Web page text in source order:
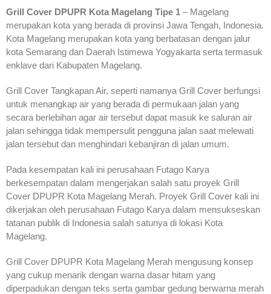
Grill Cover DPUPR Kota Magelang Tipe 1 – Magelang
merupakan kota yang berada di provinsi Jawa Tengah, Indonesia.
Kota Magelang merupakan kota yang berbatasan dengan jalur
kota Semarang dan Daerah Istimewa Yogyakarta serta termasuk
enklave dari Kabupaten Magelang.
Grill Cover Tangkapan Air, seperti namanya Grill Cover berfungsi
untuk menangkap air yang berada di permukaan jalan yang
secara berlebihan agar air tersebut dapat masuk ke saluran air
jalan sehingga tidak mempersulit pengguna jalan saat melewati
jalan tersebut dan menghindari kebanjiran di jalan umum.
Pada kesempatan kali ini perusahaan Futago Karya
berkesempatan dalam mengerjakan salah satu proyek Grill
Cover DPUPR Kota Magelang Merah. Proyek Grill Cover kali ini
dikerjakan oleh perusahaan Futago Karya dalam mensukseskan
tatanan publik di Indonesia salah satunya di lokasi Kota
Magelang.
Grill Cover DPUPR Kota Magelang Merah mengusung konsep
yang cukup menarik dengan warna dasar hitam yang
diperpadukan dengan teks serta gambar gedung berwarna merah